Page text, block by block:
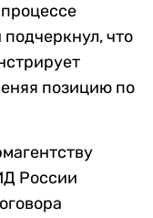
что
позицию по
России